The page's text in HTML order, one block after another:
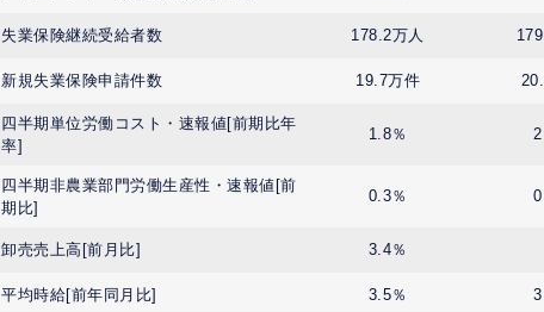
失業保険継続受給者数 178.2万人
新規失業保険申請件数 19.7万件
四半期単位労働コスト・速報値[前期比年
率]
1.8％
四半期非農業部門労働生産性・速報値[前
期比]
0.3％
卸売売上高[前月比] 3.4％
平均時給[前年同月比] 3.5％